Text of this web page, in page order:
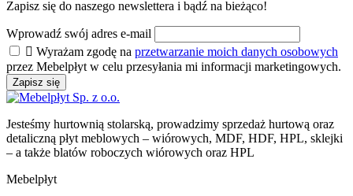
Zapisz się do naszego newslettera i bądź na bieżąco!
Wprowadź swój adres e-mail
 Wyrażam zgodę na przetwarzanie moich danych osobowych
przez Mebelpłyt w celu przesyłania mi informacji marketingowych.
Jesteśmy hurtownią stolarską, prowadzimy sprzedaż hurtową oraz
detaliczną płyt meblowych – wiórowych, MDF, HDF, HPL, sklejki
– a także blatów roboczych wiórowych oraz HPL
Mebelpłyt